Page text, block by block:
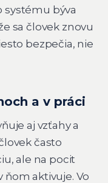
systému býva
sa človek znovu
bezpečia, nie
a v práci
aj vzťahy a
často
ale na pocit
ňom aktivuje. Vo